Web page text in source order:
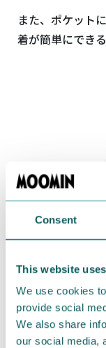
Consent
This website
We use cookies
provide social
We also share
our social media,
また、ポケット
着が簡単にでき
ミイ レッド
■価格（税抜）
■発売日：2017